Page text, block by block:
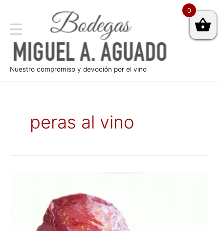
Nuestro compromiso y devoción por el vino
peras al vino
0